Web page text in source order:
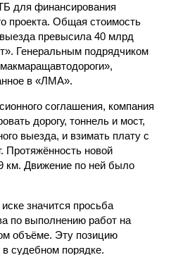
для финансирования
проекта. Общая стоимость
превысила 40 млрд
Генеральным подрядчиком
в «ЛМА».
соглашения, компания
дорогу, тоннель и мост,
выезда, и взимать плату с
Протяжённость новой
км. Движение по ней было
значится просьба
по выполнению работ на
объёме. Эту позицию
в судебном порядке.